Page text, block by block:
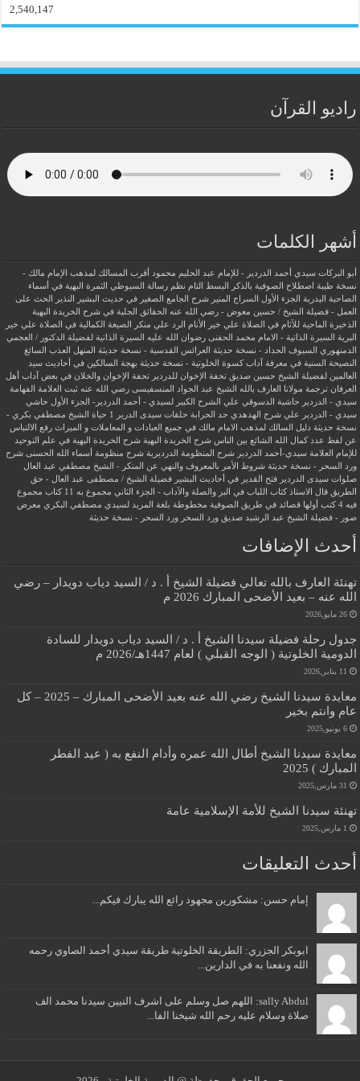
2,540,147
راديو القرآن
أشهر الكلمات
أبو البركات سيدي أحمد الدردير - للإمام عبد الحليم محمود
أقرب المسالك لمذهب الإمام مالك -
نسخة طيبة اصطلاح الصوفية بالذكر البسط التام نظم رسالة السيوطي
الثمرة البهية في أسماء
الصاحبة البدرية
الجزء الأول السراج المنير شرح الجامع الصغير في حديث البشير النذير
الحث على
العمل - فضيلة الشيخ / حسين معوض - رضي الله عنه
الحقائق الجلية في شرح الخريدة البهية
الذخيرة الماحية للآثام في الصلاة علي خير الأنام
الرد علي منكر الصيغة الكمالية في الصلاة علي خير
البرية
السيرة الذاتية - الامام محمد الحفنى رضوان الله عليه
السيرة الذاتية لفضيلة الدكتور / العجمي
الدمنهوري
السيوف الحداد - نسخة حديثة العرائس القدسية - نسخة حديثة
المنهل العذب السائغ
النصيحة السنية في معرفة آداب كسوة الخلوتية - نسخة حديثة بهجة السالكين في أحاديث سيد
العالمين لفضيلة الشيخ حسين صديق
تحفة الإخوان للدردير تحفة الإخوان والخلان في بعض آداب أهل
العرفان ترجمة مولانا العارف بالله الشيخ عبد الجواد المنسفيسى رضي الله عنه ثبت العلامة الفهامة
سيدي - الدردير
حاشية الدسوقي علي الشرح الكبير لسيدي - أحمد الدردير- الجزء الأول حاشي
سيدي - الدردير علي شرح الهدهدي حد الحرابة حلقات سيدى الدرير 1
حياة الشيخ مصطفي بكري -
نسخة حديثة دليل السالك لمذهب الامام مالك في جميع العبادات و المعاملات و الميراث رفع الالتباس
عن لفظ عدد كمال الله الشائع بين الناس شرح الخريدة البهية شرح الخريدة البهية في علم التوحيد
للإمام العلامة سيدي-أحمد الدردير شرح المنظومة الدرديرية شرح منظومة أسماء الله الحسنى شرح
ورد السحر - نسخة حديثة شروط الأمر بالمعروف والنهي عن المنكر - الشيخ مصطفي عبد العال
صلوات سيدى الدردير فتح القدير في أحاديث البشير فضيلة الشيخ / مصطفى عبد العال - حق
الطريق
قال الاستاذ كتاب اللباب في البر والصلة والآداب - الجزء الثاني مجموع به 11 كتاب
مجموع
فيه 4 كتب أولها قصائد في طريق الصوفية
مخطوطة بلغة المريد لسيدي مصطفي البكري معرض
صور - فضيلة الشيخ عبد الرشيد صديق
ورد السحر ورد السحر - نسخة حديثة
أحدث الإضافات
تهنئة العارف بالله تعالي فضيلة الشيخ أ . د / السيد دياب دويدار – رضي
الله عنه – بعيد الأضحى المبارك 2026 م
26 مايو,2026
جدول رحلة فضيلة سيدنا الشيخ أ . د / السيد دياب دويدار للسادة
الدومية الخلوتية ( الوجه القبلي ) لعام 1447هـ/2026 م
11 يناير,2026
معايدة سيدنا الشيخ رضي الله عنه بعيد الأضحى المبارك – 2025 – كل
عام وانتم بخير
6 يونيو,2025
معايدة سيدنا الشيخ أطال الله عمره وأدام النفع به ( عيد الفطر
المبارك ) 2025
31 مارس,2025
تهنئة سيدنا الشيخ للأمة الإسلامية عامة
1 مارس,2025
أحدث التعليقات
إمام حسن: مشكورين مجهود رائع الله يبارك فيكم...
ابوبكر الجزري: الطريقة الخلوتية طريقة سيدي أحمد الصاوي رحمه
الله ونفعنا به في الدارين...
sally Abdul: اللهم صل وسلم على اشرف النيين سيدنا محمد الف
صلاة وسلام عليه رحم الله شيخنا الفا...